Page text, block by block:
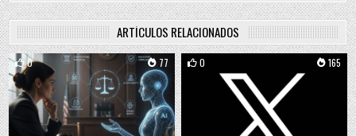
ARTÍCULOS RELACIONADOS
0 77 0 165